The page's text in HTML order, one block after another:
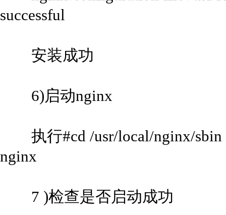
successful
安装成功
6)启动nginx
执行#cd /usr/local/nginx/sbin
nginx
7 )检查是否启动成功